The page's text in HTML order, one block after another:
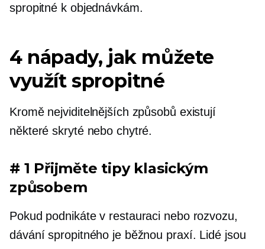
spropitné k objednávkám.
4 nápady, jak můžete
využít spropitné
Kromě nejviditelnějších způsobů existují
některé skryté nebo chytré.
# 1 Přijměte tipy klasickým
způsobem
Pokud podnikáte v restauraci nebo rozvozu,
dávání spropitného je běžnou praxí. Lidé jsou